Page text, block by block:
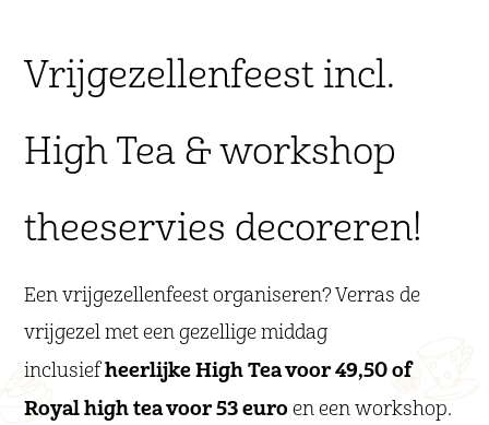
Vrijgezellenfeest incl.
High Tea & workshop
theeservies decoreren!
Een vrijgezellenfeest organiseren? Verras de
vrijgezel met een gezellige middag
inclusiefheerlijke High Tea voor 49,50 of
Royal high tea voor 53 euro en een workshop.